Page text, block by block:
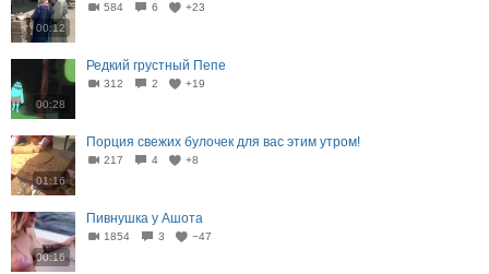
00:12
584 6 +23
00:28
Редкий грустный Пепе
312 2 +19
01:16
Порция свежих булочек для вас этим утром!
217 4 +8
00:16
Пивнушка у Ашота
1854 3 −47